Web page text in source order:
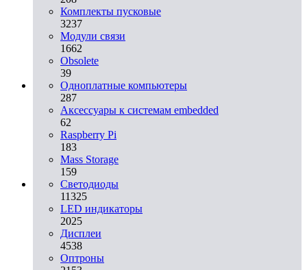
Комплекты пусковые
3237
Модули связи
1662
Obsolete
39
Одноплатные компьютеры
287
Аксессуары к системам embedded
62
Raspberry Pi
183
Mass Storage
159
Светодиоды
11325
LED индикаторы
2025
Дисплеи
4538
Оптроны